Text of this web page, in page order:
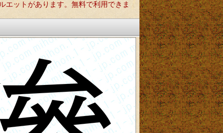
エットがあります。無料で利用できま